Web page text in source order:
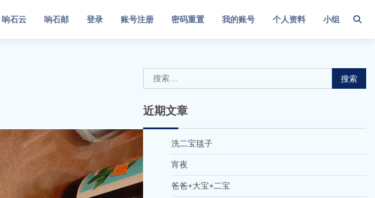
响石云 响石邮 登录 账号注册 密码重置 我的账号 个人资料 小组
索：
近期文章
洗二宝毯子
宵夜
爸爸+大宝+二宝